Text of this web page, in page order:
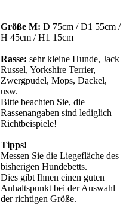
Größe M: D 75cm / D1 55cm /
H 45cm / H1 15cm
Rasse: sehr kleine Hunde, Jack
Russel, Yorkshire Terrier,
Zwergpudel, Mops, Dackel,
usw.
Bitte beachten Sie, die
Rassenangaben sind lediglich
Richtbeispiele!
Tipps!
Messen Sie die Liegefläche des
bisherigen Hundebetts.
Dies gibt Ihnen einen guten
Anhaltspunkt bei der Auswahl
der richtigen Größe.